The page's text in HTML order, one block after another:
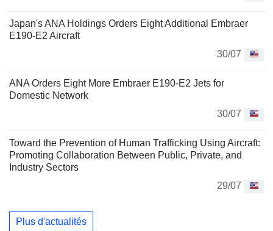
Japan's ANA Holdings Orders Eight Additional Embraer
E190-E2 Aircraft
30/07
ANA Orders Eight More Embraer E190-E2 Jets for
Domestic Network
30/07
Toward the Prevention of Human Trafficking Using Aircraft:
Promoting Collaboration Between Public, Private, and
Industry Sectors
29/07
Plus d'actualités